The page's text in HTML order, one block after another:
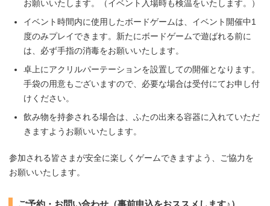
お願いいたします。（イベント入場時も検温をいたします。）
イベント時間内に使用したボードゲームは、イベント開催中1
度のみプレイできます。新たにボードゲームで遊ばれる前に
は、必ず手指の消毒をお願いいたします。
卓上にアクリルパーテーションを設置しての開催となります。
手袋の用意もございますので、必要な場合は受付にてお申し付
けください。
飲み物を持参される場合は、ふたの出来る容器に入れていただ
きますようお願いいたします。
参加される皆さまが安全に楽しくゲームできますよう、ご協力を
お願いいたします。